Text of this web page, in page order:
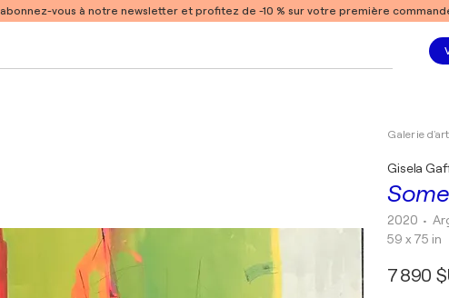
abonnez-vous à notre newsletter et profitez de -10 % sur votre première
Galerie d'art
Gisela
2020 •
59 x 75 in
7 890